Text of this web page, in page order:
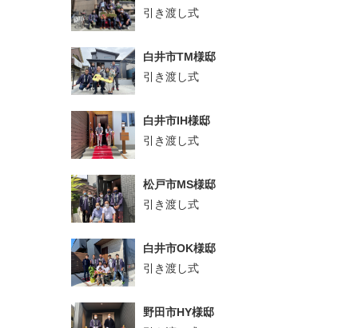
引き渡し式
白井市TM様邸
引き渡し式
白井市IH様邸
引き渡し式
松戸市MS様邸
引き渡し式
白井市OK様邸
引き渡し式
野田市HY様邸